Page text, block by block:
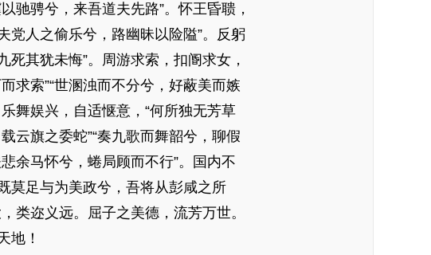
驰骋兮，来吾道夫先路”。怀王昏聩，
党人之偷乐兮，路幽昧以险隘”。反躬
死其犹未悔”。周游求索，扣阍求女，
求索”“世溷浊而不分兮，好蔽美而嫉
舞娱兴，自适惬意，“何所独无芳草
云旗之委蛇”“奏九歌而舞韶兮，聊假
余马怀兮，蜷局顾而不行”。国内不
莫足与为美政兮，吾将从彭咸之所
类迩义远。屈子之美德，流芳万世。
地！